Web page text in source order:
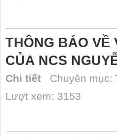
THÔNG BÁO VỀ
CỦA NCS
Chi tiết Chuyên mục:
Lượt xem: 3153